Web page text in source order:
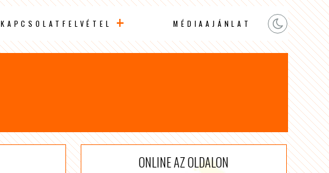
KAPCSOLATFELVÉTEL MÉDIAAJÁNLAT
ONLINE AZ OLDALON